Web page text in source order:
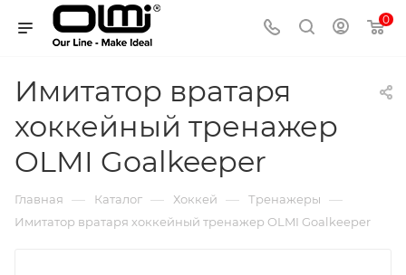
0
Имитатор вратаря
хоккейный тренажер
OLMI Goalkeeper
Главная — Каталог — Хоккей — Тренажеры —
Имитатор вратаря хоккейный тренажер OLMI Goalkeeper